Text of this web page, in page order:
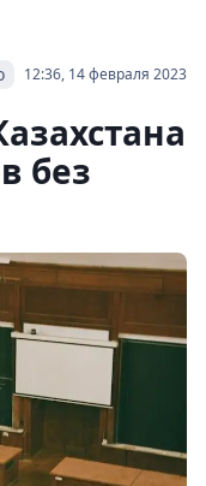
12:36, 14 февраля 2023
без